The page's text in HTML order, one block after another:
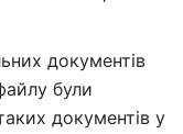
документів
були
документів у